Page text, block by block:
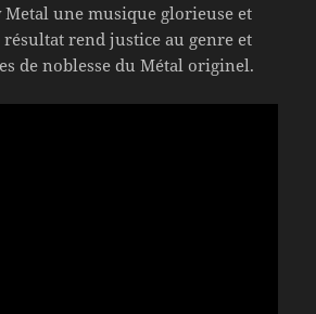
une musique glorieuse et
résultat rend justice au genre et
de noblesse du Métal originel.